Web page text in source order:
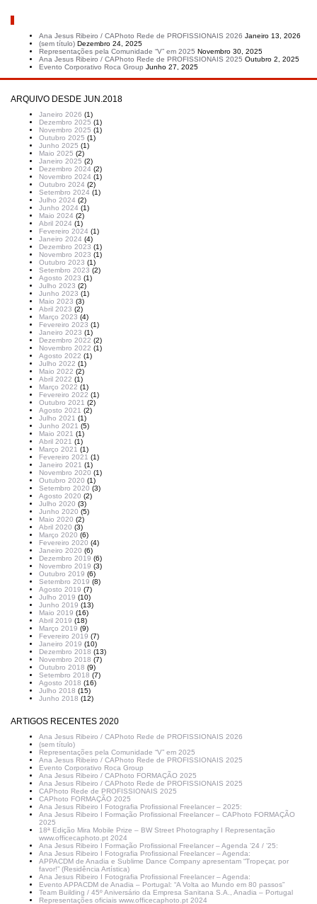
Ana Jesus Ribeiro / CAPhoto Rede de PROFISSIONAIS 2026 Janeiro 13, 2026
(sem título) Dezembro 24, 2025
Representações pela Comunidade “V” em 2025 Novembro 30, 2025
Ana Jesus Ribeiro / CAPhoto Rede de PROFISSIONAIS 2025 Outubro 2, 2025
Evento Corporativo Roca Group Junho 27, 2025
ARQUIVO DESDE JUN.2018
Janeiro 2026 (1)
Dezembro 2025 (1)
Novembro 2025 (1)
Outubro 2025 (1)
Junho 2025 (1)
Maio 2025 (2)
Janeiro 2025 (2)
Dezembro 2024 (2)
Novembro 2024 (1)
Outubro 2024 (2)
Setembro 2024 (1)
Julho 2024 (2)
Junho 2024 (1)
Maio 2024 (2)
Abril 2024 (1)
Fevereiro 2024 (1)
Janeiro 2024 (4)
Dezembro 2023 (1)
Novembro 2023 (1)
Outubro 2023 (1)
Setembro 2023 (2)
Agosto 2023 (1)
Julho 2023 (2)
Junho 2023 (1)
Maio 2023 (3)
Abril 2023 (2)
Março 2023 (4)
Fevereiro 2023 (1)
Janeiro 2023 (1)
Dezembro 2022 (2)
Novembro 2022 (1)
Agosto 2022 (1)
Julho 2022 (1)
Maio 2022 (2)
Abril 2022 (1)
Março 2022 (1)
Fevereiro 2022 (1)
Outubro 2021 (2)
Agosto 2021 (2)
Julho 2021 (1)
Junho 2021 (5)
Maio 2021 (1)
Abril 2021 (1)
Março 2021 (1)
Fevereiro 2021 (1)
Janeiro 2021 (1)
Novembro 2020 (1)
Outubro 2020 (1)
Setembro 2020 (3)
Agosto 2020 (2)
Julho 2020 (3)
Junho 2020 (5)
Maio 2020 (2)
Abril 2020 (3)
Março 2020 (6)
Fevereiro 2020 (4)
Janeiro 2020 (6)
Dezembro 2019 (6)
Novembro 2019 (3)
Outubro 2019 (6)
Setembro 2019 (8)
Agosto 2019 (7)
Julho 2019 (10)
Junho 2019 (13)
Maio 2019 (16)
Abril 2019 (18)
Março 2019 (9)
Fevereiro 2019 (7)
Janeiro 2019 (10)
Dezembro 2018 (13)
Novembro 2018 (7)
Outubro 2018 (9)
Setembro 2018 (7)
Agosto 2018 (16)
Julho 2018 (15)
Junho 2018 (12)
ARTIGOS RECENTES 2020
Ana Jesus Ribeiro / CAPhoto Rede de PROFISSIONAIS 2026
(sem título)
Representações pela Comunidade “V” em 2025
Ana Jesus Ribeiro / CAPhoto Rede de PROFISSIONAIS 2025
Evento Corporativo Roca Group
Ana Jesus Ribeiro / CAPhoto FORMAÇÃO 2025
Ana Jesus Ribeiro / CAPhoto Rede de PROFISSIONAIS 2025
CAPhoto Rede de PROFISSIONAIS 2025
CAPhoto FORMAÇÃO 2025
Ana Jesus Ribeiro I Fotografia Profissional Freelancer – 2025:
Ana Jesus Ribeiro I Formação Profissional Freelancer – CAPhoto FORMAÇÃO
2025
18ª Edição Mira Mobile Prize – BW Street Photography I Representação
www.officecaphoto.pt 2024
Ana Jesus Ribeiro I Formação Profissional Freelancer – Agenda ’24 / ’25:
Ana Jesus Ribeiro I Fotografia Profissional Freelancer – Agenda:
APPACDM de Anadia e Sublime Dance Company apresentam “Tropeçar, por
favor!” (Residência Artística)
Ana Jesus Ribeiro I Fotografia Profissional Freelancer – Agenda:
Evento APPACDM de Anadia – Portugal: “A Volta ao Mundo em 80 passos”
Team Building / 45º Aniversário da Empresa Sanitana S.A., Anadia – Portugal
Representações oficiais www.officecaphoto.pt 2024